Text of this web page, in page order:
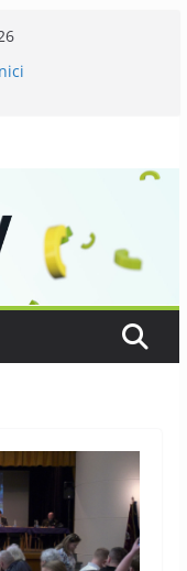
let své existence